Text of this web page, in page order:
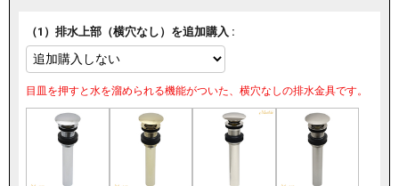
（1）排水上部（横穴なし）を追加購入 :
目皿を押すと水を溜められる機能がついた、横穴なしの排水金具です。